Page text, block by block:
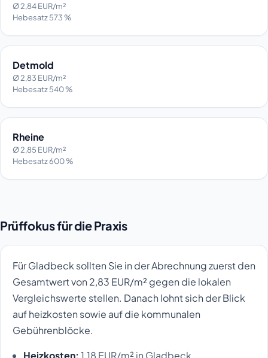
Ø 2,84 EUR/m²
Hebesatz 573 %
Detmold
Ø 2,83 EUR/m²
Hebesatz 540 %
Rheine
Ø 2,85 EUR/m²
Hebesatz 600 %
Prüffokus für die Praxis
Für Gladbeck sollten Sie in der Abrechnung zuerst den
Gesamtwert von 2,83 EUR/m² gegen die lokalen
Vergleichswerte stellen. Danach lohnt sich der Blick
auf heizkosten sowie auf die kommunalen
Gebührenblöcke.
Heizkosten: 1,18 EUR/m² in Gladbeck